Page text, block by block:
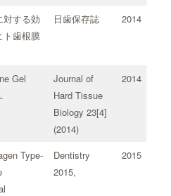
対する効
ト歯根膜
日歯保存誌 2014
Gel
Journal of
Hard Tissue
Biology 23[4]
(2014)
2014
Type-
Dentistry
2015,
2015